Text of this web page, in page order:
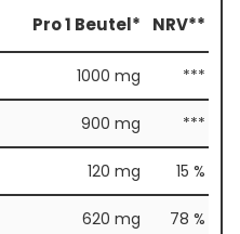
Pro 1 Beutel* NRV**
1000 mg ***
900 mg ***
120 mg 15 %
620 mg 78 %